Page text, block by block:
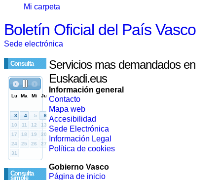
Mi carpeta
Boletín Oficial del País Vasco
Sede electrónica
Consulta
Consulta
simple
Servicios mas demandados en
Euskadi.eus
Información general
Contacto
Mapa web
Accesibilidad
Sede Electrónica
Información Legal
Política de cookies
Gobierno Vasco
Página de inicio